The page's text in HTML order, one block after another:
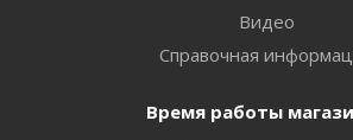
Видео
Справочная
Время работы